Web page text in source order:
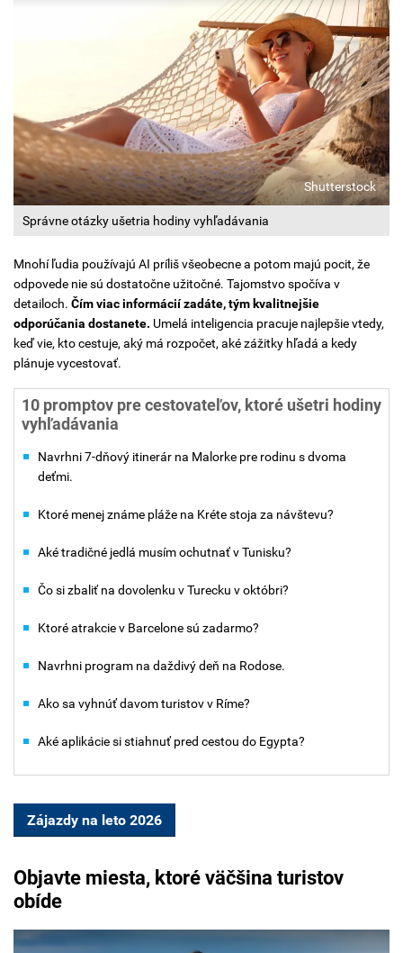
Správne otázky ušetria hodiny vyhľadávania
Shutterstock
Mnohí ľudia používajú AI príliš všeobecne a potom majú pocit, že
odpovede nie sú dostatočne užitočné. Tajomstvo spočíva v
detailoch. Čím viac informácií zadáte, tým kvalitnejšie
odporúčania dostanete. Umelá inteligencia pracuje najlepšie vtedy,
keď vie, kto cestuje, aký má rozpočet, aké zážitky hľadá a kedy
plánuje vycestovať.
10 promptov pre cestovateľov, ktoré ušetri hodiny
vyhľadávania
Navrhni 7-dňový itinerár na Malorke pre rodinu s dvoma
deťmi.
Ktoré menej známe pláže na Kréte stoja za návštevu?
Aké tradičné jedlá musím ochutnať v Tunisku?
Čo si zbaliť na dovolenku v Turecku v októbri?
Ktoré atrakcie v Barcelone sú zadarmo?
Navrhni program na daždivý deň na Rodose.
Ako sa vyhnúť davom turistov v Ríme?
Aké aplikácie si stiahnuť pred cestou do Egypta?
Zájazdy na leto 2026
Objavte miesta, ktoré väčšina turistov
obíde